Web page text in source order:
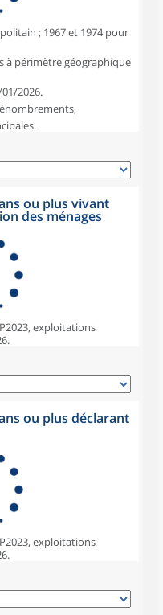
; 1967 et 1974 pour
à périmètre géographique
2026.
ou plus vivant
des ménages
exploitations
ou plus déclarant
exploitations